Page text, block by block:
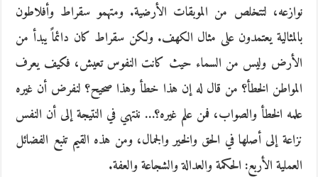
نوازعه، لتتخلص من الموبقات الأرضية. ومتهمو سقراط وأفلاطون
بالمثالية يعتمدون على مثال الكهف. ولكن سقراط كان دائماً يبدأ من
الأرض وليس من السماء حيث كانت النفوس تعيش، فكيف يعرف
المواطن الخطأ؟ من قال له إن هذا خطأ وهذا صحيح؟ لنفرض أن غيره
علمه الخطأ والصواب، فمن علم غيره؟… ننتهي في النتيجة إلى أن النفس
نزاعة إلى أصلها في الحق والخير والجمال، ومن هذه القيم تنبع الفضائل
العملية الأربع: الحكمة والعدالة والشجاعة والعفة.